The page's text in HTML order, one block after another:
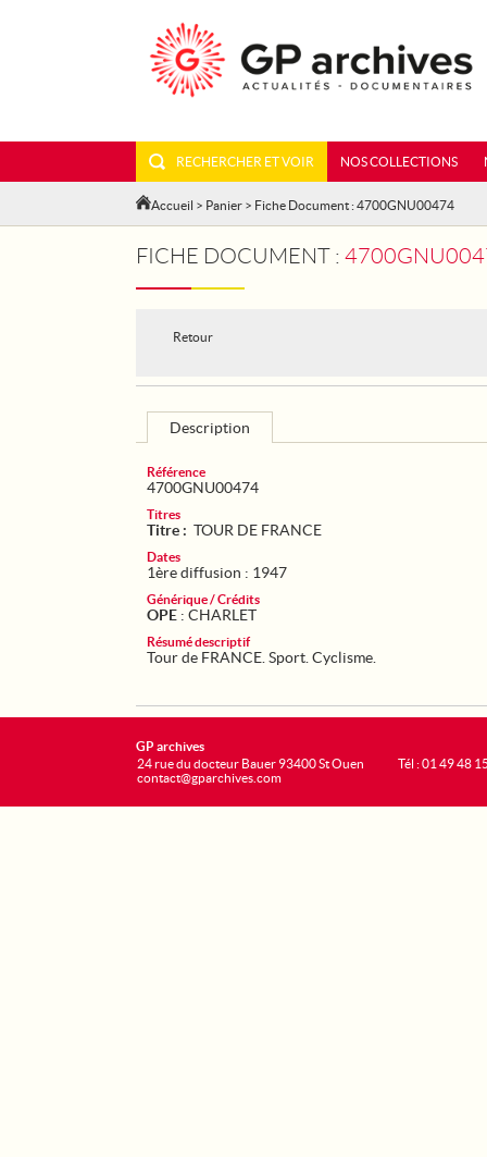
RECHERCHER ET VOIR NOS COLLECTIONS
Accueil > Panier > Fiche Document : 4700GNU00474
FICHE DOCUMENT :
Retour
Description
Référence
4700GNU00474
Titres
Titre : TOUR DE FRANCE
Dates
1ère diffusion : 1947
Générique / Crédits
OPE : CHARLET
Résumé descriptif
Tour de FRANCE. Sport. Cyclisme.
GP archives
24 rue du docteur Bauer 93400 St Ouen
contact@gparchives.com
Tél : 01 49 48